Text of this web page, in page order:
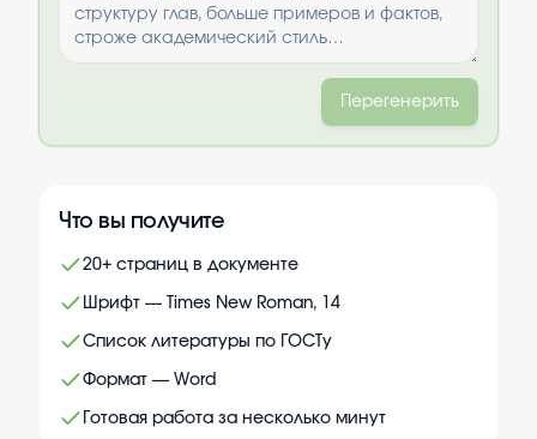
Перегенерить
Что вы получите
20+ страниц в документе
Шрифт — Times New Roman, 14
Список литературы по ГОСТу
Формат — Word
Готовая работа за несколько минут